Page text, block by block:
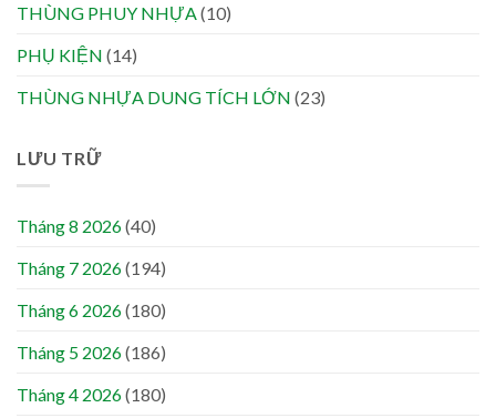
THÙNG PHUY NHỰA(10)
PHỤ KIỆN (14)
THÙNG NHỰA DUNG TÍCH LỚN (23)
LƯU TRỮ
Tháng 8 2026(40)
Tháng 7 2026(194)
Tháng 6 2026(180)
Tháng 5 2026(186)
Tháng 4 2026(180)